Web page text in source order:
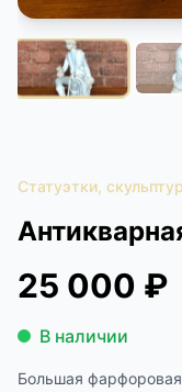
Статуэтки,
25 000 ₽
В наличии
Большая фарфоровая